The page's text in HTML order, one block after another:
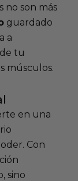
no son más
guardado
a
tu
músculos.
en una
Con
sino